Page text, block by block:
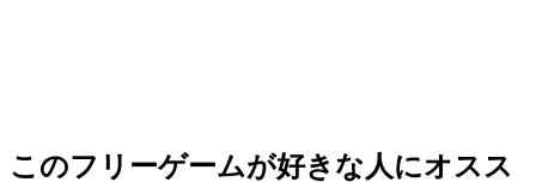
このフリーゲームが好きな人にオスス